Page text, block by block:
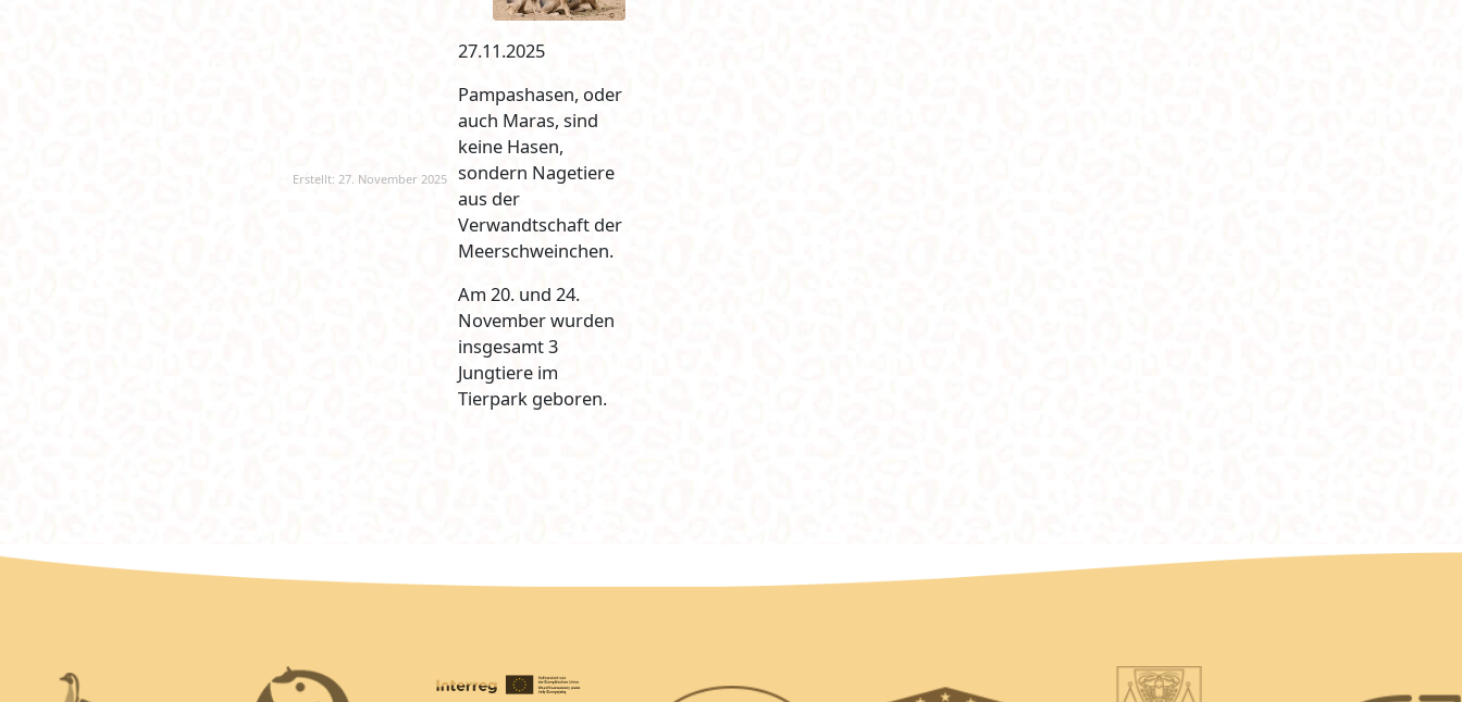
Erstellt: 27. November 2025
27.11.2025
Pampashasen, oder
auch Maras, sind
keine Hasen,
sondern Nagetiere
aus der
Verwandtschaft der
Meerschweinchen.
Am 20. und 24.
November wurden
insgesamt 3
Jungtiere im
Tierpark geboren.